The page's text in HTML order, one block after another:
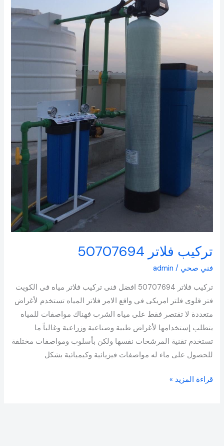
تركيب فلاتر 50707694
فني صحي /
admin
تركيب فلاتر 50707694 افضل فنى تركيب فلاتر مياه فى الكويت
فتر قلوى فلتر امريكى في واقع الامر فلاتر المياه تستخدم لأغراض
متعددة لا تقتصر فقط على مياه الشرب فهناك مواصفات للمياه
يتطلب إستخدامها لأغراض طبية وصناعية وزراعية وغالباً ما
تستخدم تقنية المرشحات نفسها ولكن بأسلوب ومواصفات مختلفة
للحصول على ماء له مواصفات فيزيائية وكيميائية بشكل
قراءة المزيد »